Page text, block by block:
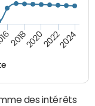
2018202020222024
des intérêts